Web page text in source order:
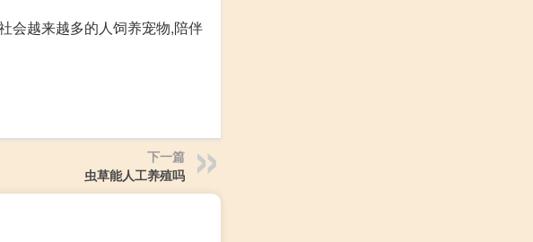
会越来越多的人饲养宠物,陪伴
下一篇
虫草能人工养殖吗